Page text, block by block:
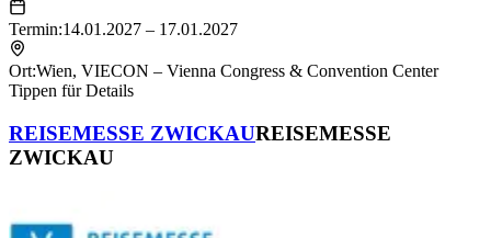
Termin:14.01.2027 – 17.01.2027
Ort:Wien, VIECON – Vienna Congress & Convention Center
Tippen für Details
REISEMESSE ZWICKAUREISEMESSE
ZWICKAU